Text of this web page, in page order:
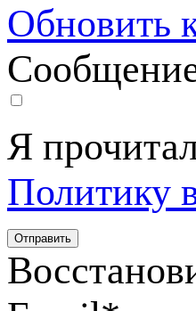
Обновить
Я
Политику